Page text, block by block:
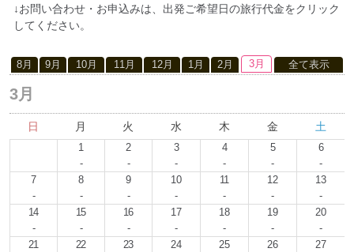
↓お問い合わせ・お申込みは、出発ご希望日の旅行代金をクリック
してください。
8月 9月 10月 11月 12月 1月 2月 3月 全て表示
3月
日 月 火 水 木 金 土
1
-
2
-
3
-
4
-
5
-
6
-
7
-
8
-
9
-
10
-
11
-
12
-
13
-
14
-
15
-
16
-
17
-
18
-
19
-
20
-
21
22
23
24
25
26
27